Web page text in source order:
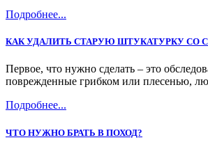
Подробнее...
КАК УДАЛИТЬ СТАРУЮ ШТУКАТУРКУ СО
Первое, что нужно сделать – это
поврежденные грибком или плесенью,
Подробнее...
ЧТО НУЖНО БРАТЬ В ПОХОД?